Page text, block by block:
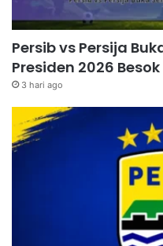
Persib vs Persija
Presiden 2026 Besok
3 hari ago